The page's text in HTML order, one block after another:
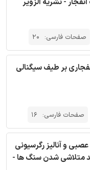
- نشریه الزویر
صفحات فارسی: 20
بر طیف سیگنالی
صفحات فارسی: 16
و آنالیز رگرسیونی
متلاشی شدن سنگ ها -